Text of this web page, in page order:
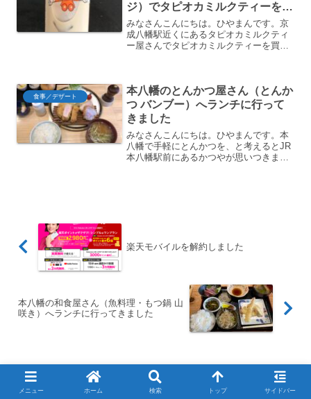
ジ）でタピオカミルクティーを買
いました。
みなさんこんにちは。ひやまんです。京
成八幡駅近くにあるタピオカミルクティ
ー屋さんでタピオカミルクティーを買っ
だ。京成八幡駅からは徒歩...
食事／デザート
本八幡のとんかつ屋さん（とんか
つ バンブー）へランチに行って
きました
みなさんこんにちは。ひやまんです。本
八幡で手軽にとんかつを、と考えるとJR
本八幡駅前にあるかつやが思いつきます
楽天モバイルを解約しました
本八幡の和食屋さん（魚料理・もつ鍋 山
咲き）へランチに行ってきました
コメント
メニュー ホーム 検索 トップ サイドバー